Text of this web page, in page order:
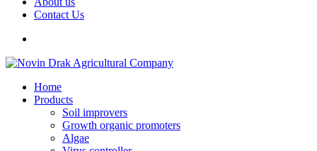
Contact Us
Home
Products
Soil improvers
Growth organic promoters
Algae